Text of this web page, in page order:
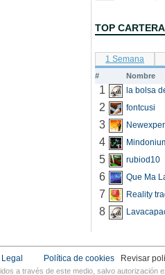
TOP
1 Semana
# Nombre
1
2 fontcusi
3
4
5 rubiod10
6 Que Ma
7 Reality
8
Revisar
Política de cookies
a través de este medio, salvo autorización